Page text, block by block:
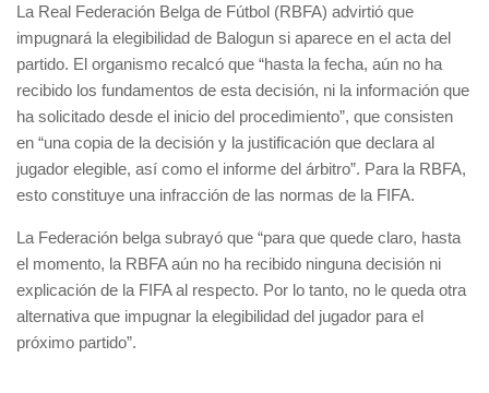
La Real Federación Belga de Fútbol (RBFA) advirtió que
impugnará la elegibilidad de Balogun si aparece en el acta del
partido. El organismo recalcó que “hasta la fecha, aún no ha
recibido los fundamentos de esta decisión, ni la información que
ha solicitado desde el inicio del procedimiento”, que consisten
en “una copia de la decisión y la justificación que declara al
jugador elegible, así como el informe del árbitro”. Para la RBFA,
esto constituye una infracción de las normas de la FIFA.
La Federación belga subrayó que “para que quede claro, hasta
el momento, la RBFA aún no ha recibido ninguna decisión ni
explicación de la FIFA al respecto. Por lo tanto, no le queda otra
alternativa que impugnar la elegibilidad del jugador para el
próximo partido”.